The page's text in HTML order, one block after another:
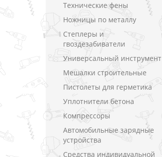
Технические фены
Ножницы по металлу
Степлеры и
гвоздезабиватели
Универсальный инструмент
Мешалки строительные
Пистолеты для герметика
Уплотнители бетона
Компрессоры
Автомобильные зарядные
устройства
Средства индивидуальной